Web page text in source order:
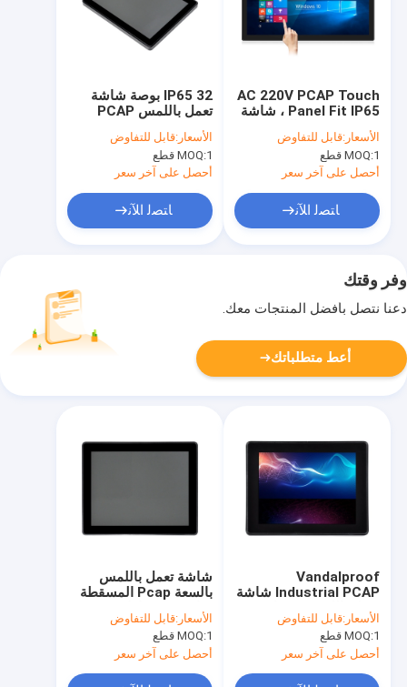
IP65 32 بوصة شاشة
تعمل باللمس PCAP
عرضت شاشة تعمل
باللمس بالسعة
الأسعار:قابل للتفاوض
MOQ:1 قطع
أحصل على آخر سعر
ﺎﺘﺼﻟ ﺍﻶﻧ
AC 220V PCAP Touch
Panel Fit IP65 ، شاشة
بوصة
الأسعار:قابل للتفاوض
MOQ:1 قطع
أحصل على آخر سعر
ﺎﺘﺼﻟ ﺍﻶﻧ
وفر وقتك
دعنا نتصل بأفضل المنتجات معك.
أعط متطلباتك
شاشة تعمل باللمس
بالسعة Pcap المسقطة
اللمس
الأسعار:قابل للتفاوض
MOQ:1 قطع
أحصل على آخر سعر
Vandalproof
Industrial PCAP شاشة
تعمل باللمس مع واجهة
Usb Vga Dvi
الأسعار:قابل للتفاوض
MOQ:1 قطع
أحصل على آخر سعر